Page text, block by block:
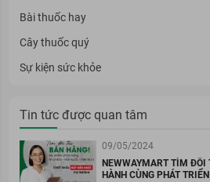
Bài thuốc hay
Cây thuốc quý
Sự kiện sức khỏe
Tin tức được quan tâm
09/05/2024
NEWWAYMART TÌM ĐỐI
HÀNH CÙNG PHÁT TRIỂN